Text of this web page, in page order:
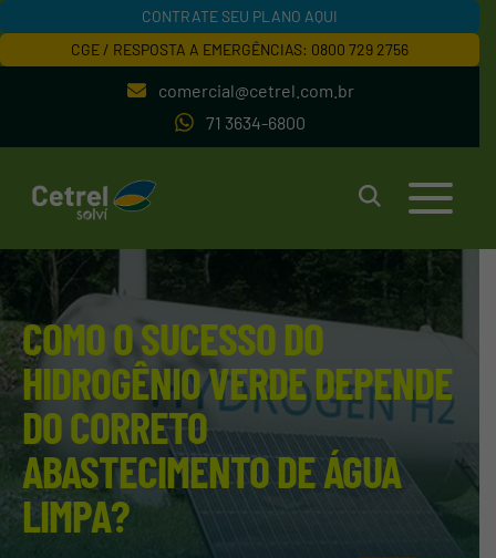
CONTRATE SEU PLANO AQUI
CGE / RESPOSTA A EMERGÊNCIAS: 0800 729 2756
comercial@cetrel.com.br
71 3634-6800
COMO O SUCESSO DO
HIDROGÊNIO VERDE DEPENDE
DO CORRETO
ABASTECIMENTO DE ÁGUA
LIMPA?